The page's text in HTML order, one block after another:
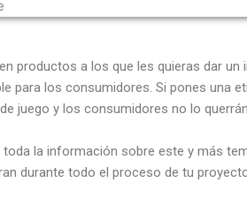
productos a los que les quieras dar un
para los consumidores. Si pones una
juego y los consumidores no lo
la información sobre este y más
durante todo el proceso de tu